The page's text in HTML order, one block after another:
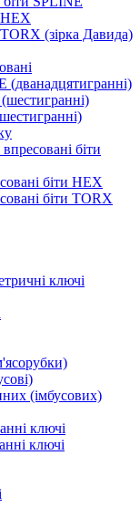
HEX
(зірка Давида)
(дванадцятигранні)
біти
біти HEX
біти TORX
ключі
(імбусових)
ключі
ключі